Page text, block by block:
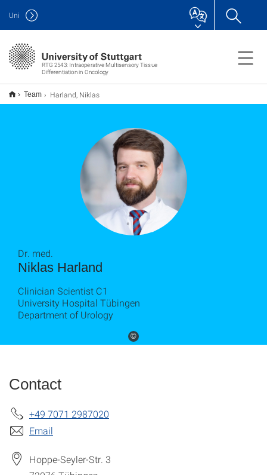
RTG 2543: Intraoperative Multisensory Tissue
Differentiation in Oncology
Uni
Team Harland, Niklas
©
Niklas Harland
Dr. med.
Clinician Scientist C1
University Hospital Tübingen
Department of Urology
Contact
+49 7071 2987020
Email
Hoppe-Seyler-Str. 3